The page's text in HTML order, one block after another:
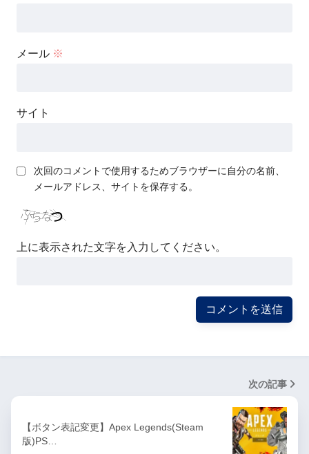
メール ※
サイト
次回のコメントで使用するためブラウザーに自分の名前、
メールアドレス、サイトを保存する。
上に表示された文字を入力してください。
次の記事
【ボタン表記変更】Apex Legends(Steam
版)PS…